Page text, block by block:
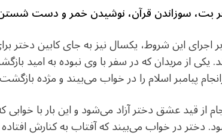
بت، سوزاندن قرآن، نوشیدن خمر و دست شستن
اجرای این شروط، یکسال نیز به جای کابین دختر
پیامبر اسلام را در خواب می‌بیند و مژده
از قید عشق دختر آزاد می‌شود و این بار با
دختر در خواب می‌بیند که آفتاب به کنارش